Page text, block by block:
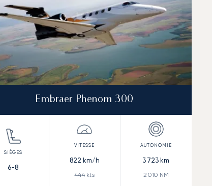
Embraer Phenom 300
6-8
822 km/h
444 kts
3 723 km
2 010 NM